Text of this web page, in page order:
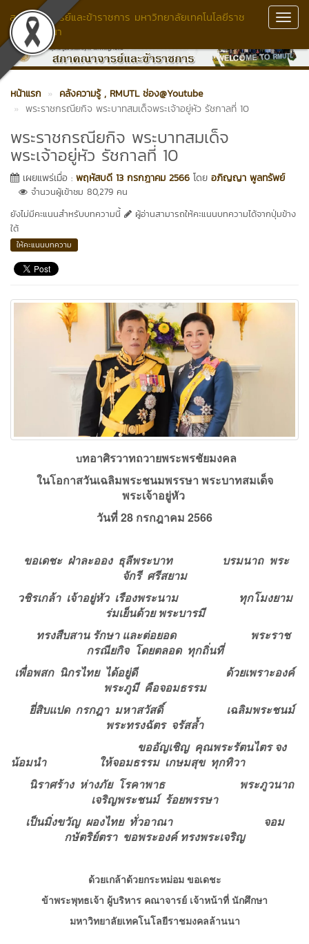
สภาคณาจารย์และข้าราชการ มหาวิทยาลัยเทคโนโลยีราช
มงคลล้านนา
หน้าแรก คลังความรู้ , RMUTL ช่อง@Youtube
พระราชกรณียกิจ พระบาทสมเด็จพระเจ้าอยู่หัว รัชกาลที่ 10
พระราชกรณียกิจ พระบาทสมเด็จ
พระเจ้าอยู่หัว รัชกาลที่ 10
เผยแพร่เมื่อ : พฤหัสบดี 13 กรกฎาคม 2566 โดย อภิญญา พูลทรัพย์
จำนวนผู้เข้าชม 80,279 คน
ยังไม่มีคะแนนสำหรับบทความนี้
ผู้อ่านสามารถให้คะแนนบทความได้จากปุ่มข้าง
ใต้
ให้คะแนนบทความ
บทอาศิรวาทถวายพระพรชัยมงคล
ในโอกาสวันเฉลิมพระชนมพรรษา พระบาทสมเด็จ
พระเจ้าอยู่หัว
วันที่ 28 กรกฎาคม 2566
ขอเดชะ ฝ่าละออง ธุลีพระบาท
บรมนาถ พระ
จักรี ศรีสยาม
วชิรเกล้า เจ้าอยู่หัว เรืองพระนาม
ทุกโมงยาม
ร่มเย็นด้วย พระบารมี
ทรงสืบสาน รักษา และต่อยอด
พระราช
กรณียกิจ โดยตลอด ทุกถิ่นที่
เพื่อพสก นิกรไทย ได้อยู่ดี
ด้วยเพราะองค์
พระภูมี คือจอมธรรม
ยี่สิบแปด กรกฎา มหาสวัสดิ์
เฉลิมพระชนม์
พระทรงฉัตร จรัสล้ำ
ขออัญเชิญ คุณพระรัตนไตร จง
น้อมนำ
ให้จอมธรรม เกษมสุข ทุกทิวา
นิราศร้าง ห่างภัย โรคาพาธ
พระภูวนาถ
เจริญพระชนม์ ร้อยพรรษา
เป็นมิ่งขวัญ ผองไทย ทั่วอาณา
จอม
กษัตริย์ตรา ขอพระองค์ ทรงพระเจริญ
ด้วยเกล้าด้วยกระหม่อม ขอเดชะ
ข้าพระพุทธเจ้า ผู้บริหาร คณาจารย์ เจ้าหน้าที่ นักศึกษา
มหาวิทยาลัยเทคโนโลยีราชมงคลล้านนา